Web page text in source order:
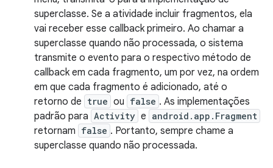
superclasse. Se a atividade incluir fragmentos, ela
vai receber esse callback primeiro. Ao chamar a
superclasse quando não processada, o sistema
transmite o evento para o respectivo método de
callback em cada fragmento, um por vez, na ordem
em que cada fragmento é adicionado, até o
retorno de true ou false . As implementações
padrão para Activity e android.app.Fragment
retornam false . Portanto, sempre chame a
superclasse quando não processada.